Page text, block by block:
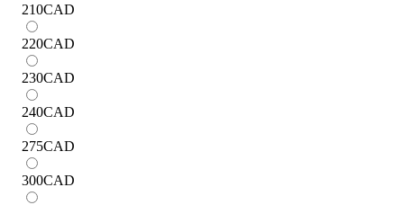
210CAD
220CAD
230CAD
240CAD
275CAD
300CAD